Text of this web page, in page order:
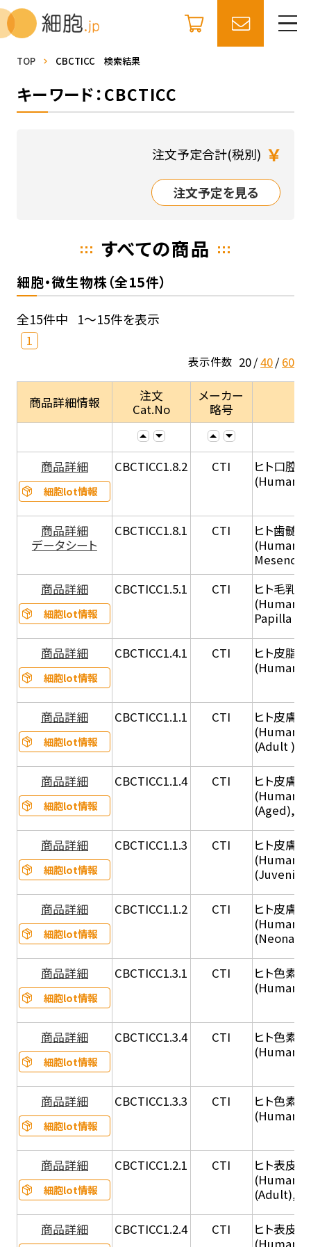
TOP CBCTICC 検索結果
キーワード：CBCTICC
注文予定合計(税別) ￥
注文予定を見る
すべての商品
細胞・微生物株（全15件）
全15件中 1～15件を表示
1
表示件数 20 40 60
商品詳細情報
注文
Cat.No
メーカー
略号
商品詳細
細胞lot情報
CBCTICC1.8.2 CTI
ヒト口腔
(Human
商品詳細
データシート
CBCTICC1.8.1 CTI
ヒト歯髄
(Human
商品詳細
細胞lot情報
CBCTICC1.5.1 CTI
ヒト毛乳
(Human
Papilla
商品詳細
細胞lot情報
CBCTICC1.4.1 CTI
ヒト皮脂
(Human
商品詳細
細胞lot情報
CBCTICC1.1.1 CTI
ヒト皮膚
(Human
(Adult ),
商品詳細
細胞lot情報
CBCTICC1.1.4 CTI
ヒト皮膚
(Human
(Aged),
商品詳細
細胞lot情報
CBCTICC1.1.3 CTI
ヒト皮膚
(Human
商品詳細
細胞lot情報
CBCTICC1.1.2 CTI
ヒト皮膚
(Human
商品詳細
細胞lot情報
CBCTICC1.3.1 CTI
ヒト色素
(Human
商品詳細
細胞lot情報
CBCTICC1.3.4 CTI
ヒト色素細
(Human
商品詳細
細胞lot情報
CBCTICC1.3.3 CTI
ヒト色素
(Human
商品詳細
細胞lot情報
CBCTICC1.2.1 CTI
ヒト表皮
(Human
(Adult),
商品詳細 CBCTICC1.2.4 CTI
ヒト表皮
(Human